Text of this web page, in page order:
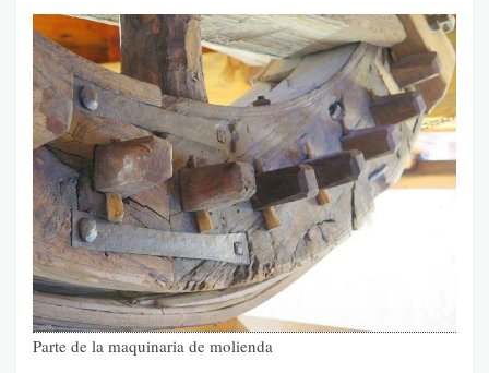
Parte de la maquinaria de molienda